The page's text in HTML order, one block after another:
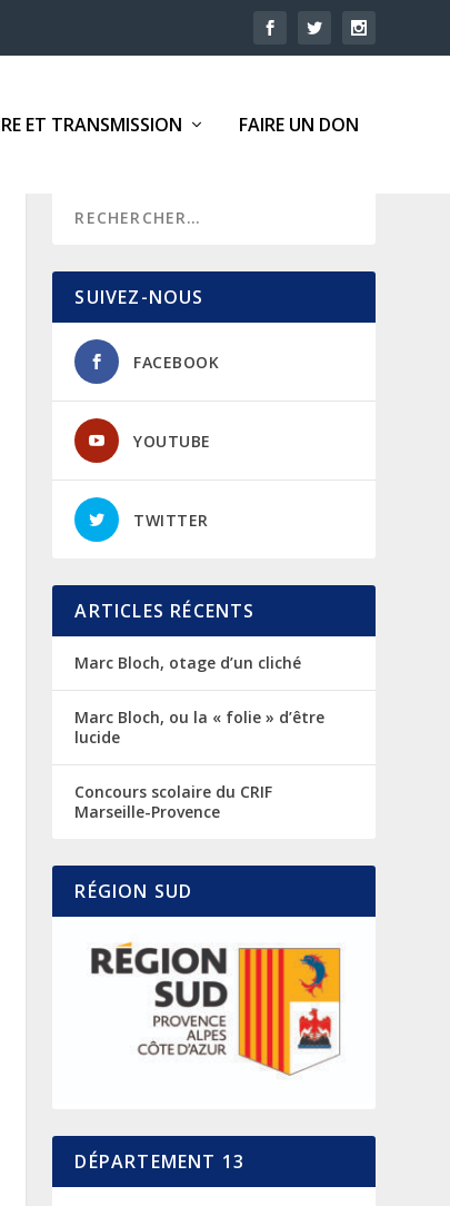
ET TRANSMISSION FAIRE UN DON
SUIVEZ-NOUS
FACEBOOK
YOUTUBE
TWITTER
ARTICLES RÉCENTS
Marc Bloch, otage d’un cliché
Marc Bloch, ou la « folie » d’être
lucide
Concours scolaire du CRIF
Marseille-Provence
RÉGION SUD
DÉPARTEMENT 13